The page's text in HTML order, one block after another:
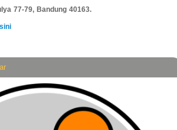
77-79, Bandung 40163.